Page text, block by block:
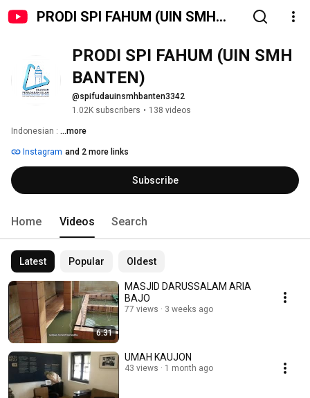
PRODI SPI FAHUM (UIN SMH
PRODI SPI FAHUM (UIN SMH
BANTEN)
@spifudauinsmhbanten3342
1.02K subscribers • 138 videos
Indonesian : ...more
Instagram and 2 more links
Subscribe
Home Videos Search
Latest Popular Oldest
6:31
MASJID DARUSSALAM ARIA
BAJO
77 views 3 weeks ago
UMAH KAUJON
43 views 1 month ago